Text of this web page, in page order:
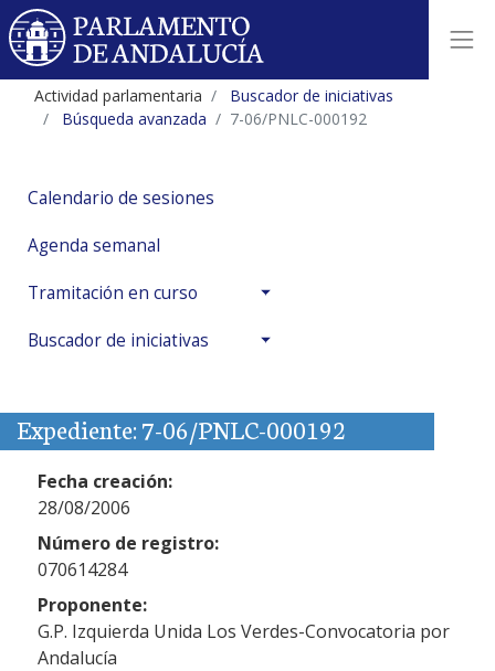
Actividad parlamentaria
Buscador de iniciativas
Búsqueda avanzada
7-06/PNLC-000192
Calendario de sesiones
Agenda semanal
Tramitación en curso
Buscador de iniciativas
Expediente: 7-06/PNLC-000192
Fecha creación:
28/08/2006
Número de registro:
070614284
Proponente:
G.P. Izquierda Unida Los Verdes-Convocatoria por
Andalucía